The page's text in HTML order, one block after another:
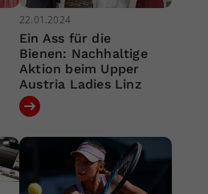
22.01.2024
Ein Ass für die
Bienen: Nachhaltige
Aktion beim Upper
Austria Ladies Linz